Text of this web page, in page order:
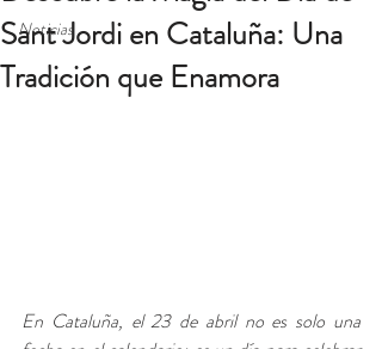
Noticias
Sant Jordi en Cataluña: Una
Tradición que Enamora
En Cataluña, el 23 de abril no es solo una